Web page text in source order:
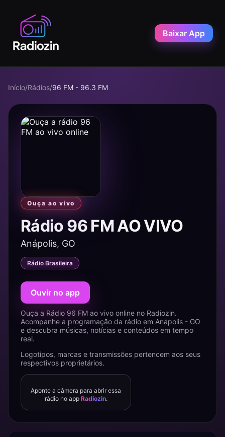
Baixar App
Início/Rádios/96 FM - 96.3 FM
Ouça ao vivo
Rádio 96 FM AO VIVO
Anápolis, GO
Rádio Brasileira
Ouvir no app
Ouça a Rádio 96 FM ao vivo online no Radiozin.
Acompanhe a programação da rádio em Anápolis - GO
e descubra músicas, notícias e conteúdos em tempo
real.
Logotipos, marcas e transmissões pertencem aos seus
respectivos proprietários.
Aponte a câmera para abrir essa
rádio no app Radiozin.